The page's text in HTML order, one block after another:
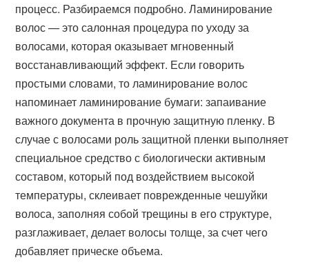
процесс. Разбираемся подробно. Ламинирование
волос — это салонная процедура по уходу за
волосами, которая оказывает мгновенный
восстанавливающий эффект. Если говорить
простыми словами, то ламинирование волос
напоминает ламинирование бумаги: запаивание
важного документа в прочную защитную пленку. В
случае с волосами роль защитной пленки выполняет
специальное средство с биологически активным
составом, который под воздействием высокой
температуры, склеивает поврежденные чешуйки
волоса, заполняя собой трещины в его структуре,
разглаживает, делает волосы толще, за счет чего
добавляет прическе объема.